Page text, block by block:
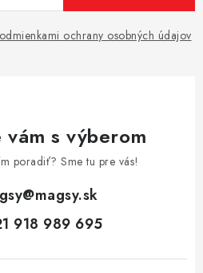
ochrany osobných údajov
vám s výberom
poradiť? Sme tu pre vás!
@magsy.sk
918 989 695